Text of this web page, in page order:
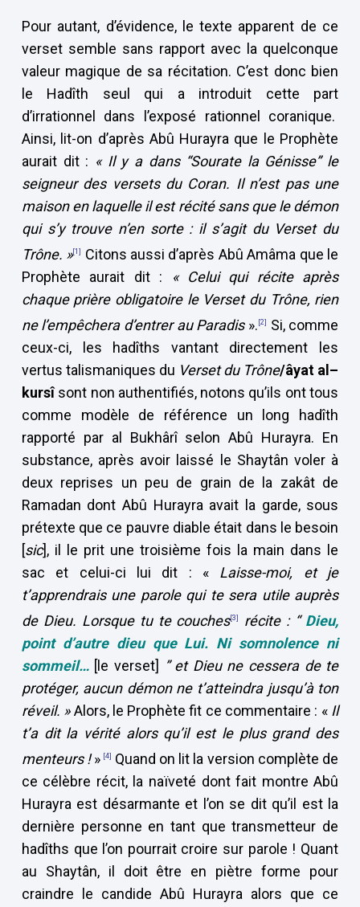
Pour autant, d’évidence, le texte apparent de ce
verset semble sans rapport avec la quelconque
valeur magique de sa récitation. C’est donc bien
le Hadîth seul qui a introduit cette part
d’irrationnel dans l’exposé rationnel coranique.
Ainsi, lit-on d’après Abû Hurayra que le Prophète
aurait dit : « Il y a dans “Sourate la Génisse” le
seigneur des versets du Coran. Il n’est pas une
maison en laquelle il est récité sans que le démon
qui s’y trouve n’en sorte : il s’agit du Verset du
Trône. »[1]
Citons aussi d’après Abû Amâma que le
Prophète aurait dit :
« Celui qui récite après
chaque prière obligatoire le Verset du Trône, rien
ne l’empêchera d’entrer au Paradis ». [2]
Si, comme
ceux-ci, les hadîths vantant directement les
vertus talismaniques du Verset du Trône/âyat al–
kursîsont non authentifiés, notons qu’ils ont tous
comme modèle de référence un long hadîth
rapporté par al Bukhârî selon Abû Hurayra. En
substance, après avoir laissé le Shaytân voler à
deux reprises un peu de grain de la zakât de
Ramadan dont Abû Hurayra avait la garde, sous
prétexte que ce pauvre diable était dans le besoin
[sic], il le prit une troisième fois la main dans le
sac et celui-ci lui dit : « Laisse-moi, et je
t’apprendrais une parole qui te sera utile auprès
de Dieu. Lorsque tu te couches[3] récite : “ Dieu,
point d’autre dieu que Lui. Ni somnolence ni
sommeil… [le verset] ” et Dieu ne cessera de te
protéger, aucun démon ne t’atteindra jusqu’à ton
réveil. »Alors, le Prophète fit ce commentaire : « Il
t’a dit la vérité alors qu’il est le plus grand des
menteurs !» [4]
Quand on lit la version complète de
ce célèbre récit, la naïveté dont fait montre Abû
Hurayra est désarmante et l’on se dit qu’il est la
dernière personne en tant que transmetteur de
hadîths que l’on pourrait croire sur parole ! Quant
au Shaytân, il doit être en piètre forme pour
craindre le candide Abû Hurayra alors que ce